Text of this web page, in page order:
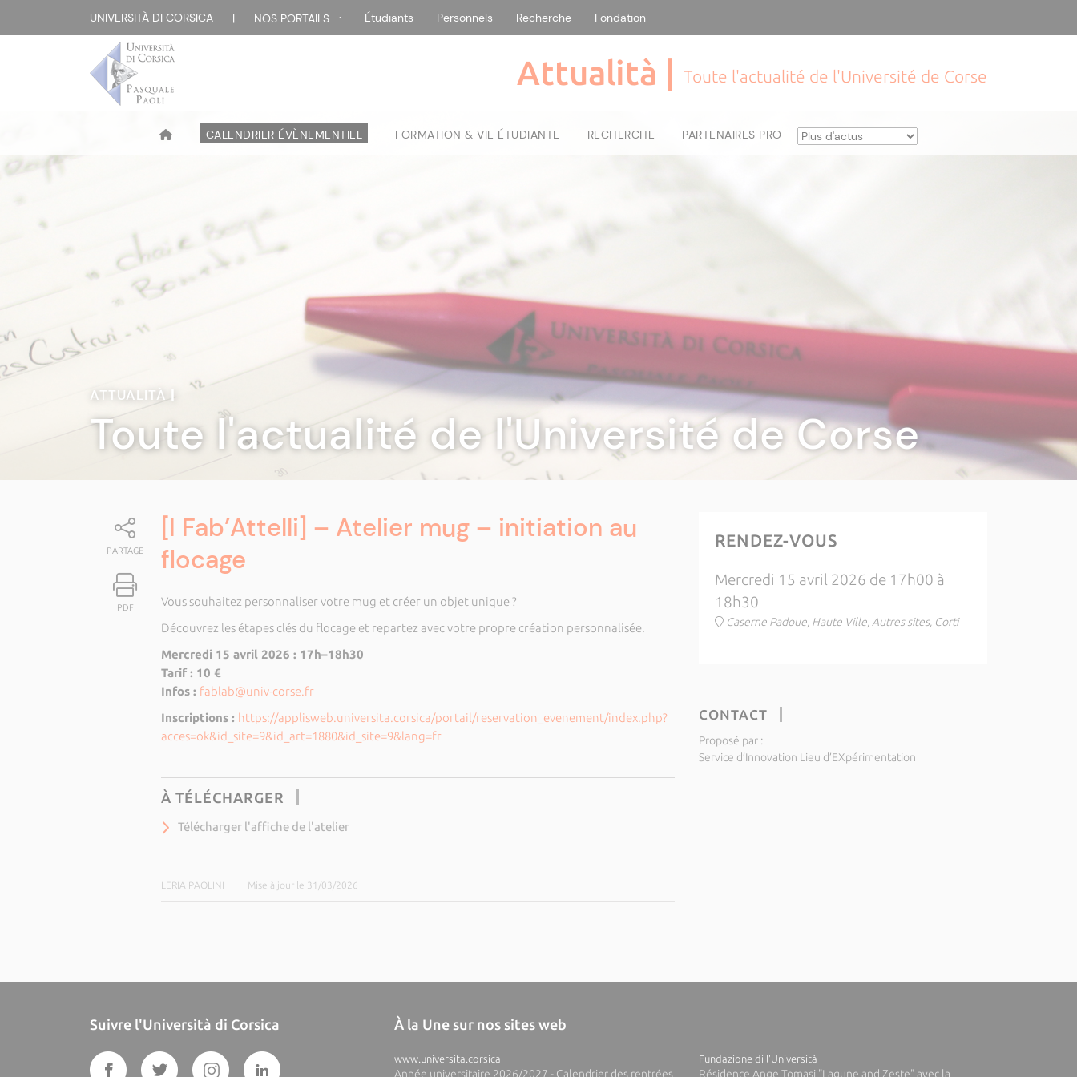
UNIVERSITÀ DI CORSICA | NOS PORTAILS : Étudiants Personnels Recherche Fondation
Attualità | Toute l'actualité de l'Université de Corse
CALENDRIER ÉVÈNEMENTIEL FORMATION & VIE ÉTUDIANTE RECHERCHE PARTENAIRES PRO
ATTUALITÀ|
Toute l'actualité de l'Université de Corse
PARTAGE
PDF
[I Fab’Attelli] – Atelier mug – initiation au
flocage
Vous souhaitez personnaliser votre mug et créer un objet unique ?
Découvrez les étapes clés du flocage et repartez avec votre propre création personnalisée.
Mercredi 15 avril 2026 : 17h–18h30
Tarif : 10 €
Infos : fablab@univ-corse.fr
Inscriptions : https://applisweb.universita.corsica/portail/reservation_evenement/index.php?
acces=ok&id_site=9&id_art=1880&id_site=9&lang=fr
À TÉLÉCHARGER
Télécharger l'affiche de l'atelier
LERIA PAOLINI Mise à jour le 31/03/2026
RENDEZ-VOUS
Mercredi 15 avril 2026 de 17h00 à
18h30
Caserne Padoue, Haute Ville, Autres sites, Corti
CONTACT
Proposé par :
Service d’Innovation Lieu d’EXpérimentation
Suivre l'Università di Corsica À la Une sur nos sites web
www.universita.corsica
Année universitaire 2026/2027 - Calendrier des rentrées
Fundazione di l'Università
Résidence Ange Tomasi "Lagune and Zeste" avec la